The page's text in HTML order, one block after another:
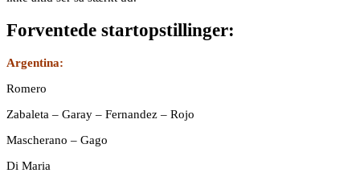
Forventede startopstillinger:
Argentina:
Romero
Zabaleta – Garay – Fernandez – Rojo
Mascherano – Gago
Di Maria